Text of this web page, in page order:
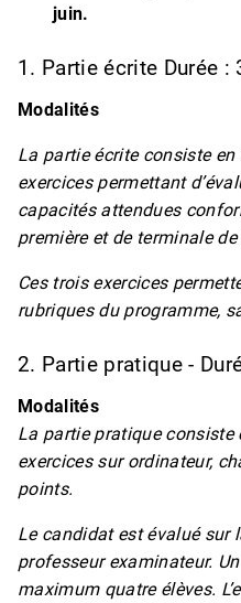
juin.
1. Partie écrite Durée :
Modalités
La partie écrite consiste
exercices permettant
capacités attendues
première et de terminale
Ces trois exercices
rubriques du programme,
2. Partie pratique -
Modalités
La partie pratique consiste
exercices sur ordinateur,
points.
Le candidat est évalué sur
professeur examinateur.
maximum quatre élèves.